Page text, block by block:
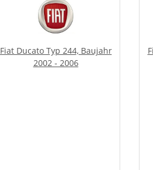
Fiat Ducato Typ 244, Baujahr
2002 - 2006